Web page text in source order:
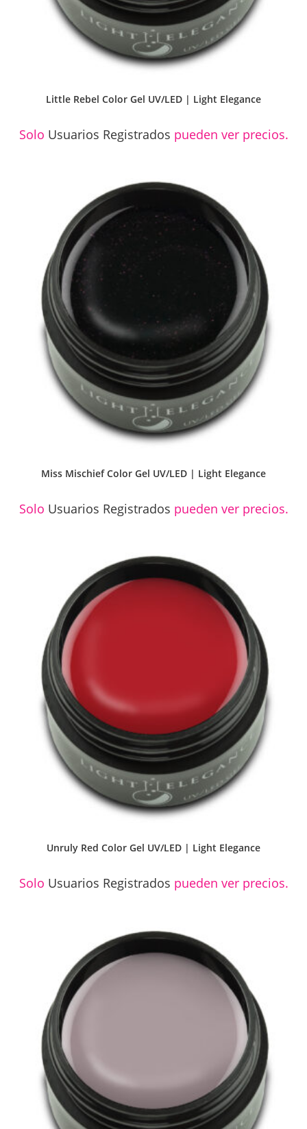
Little Rebel Color Gel UV/LED | Light Elegance
Solo Usuarios Registrados pueden ver precios.
Miss Mischief Color Gel UV/LED | Light Elegance
Solo Usuarios Registrados pueden ver precios.
Unruly Red Color Gel UV/LED | Light Elegance
Solo Usuarios Registrados pueden ver precios.